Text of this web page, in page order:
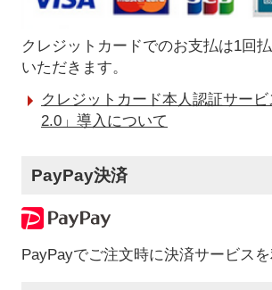
クレジットカードでのお支払は1回
いただきます。
クレジットカード本人認証サー
2.0」導入について
PayPay決済
PayPayでご注文時に決済サービスを